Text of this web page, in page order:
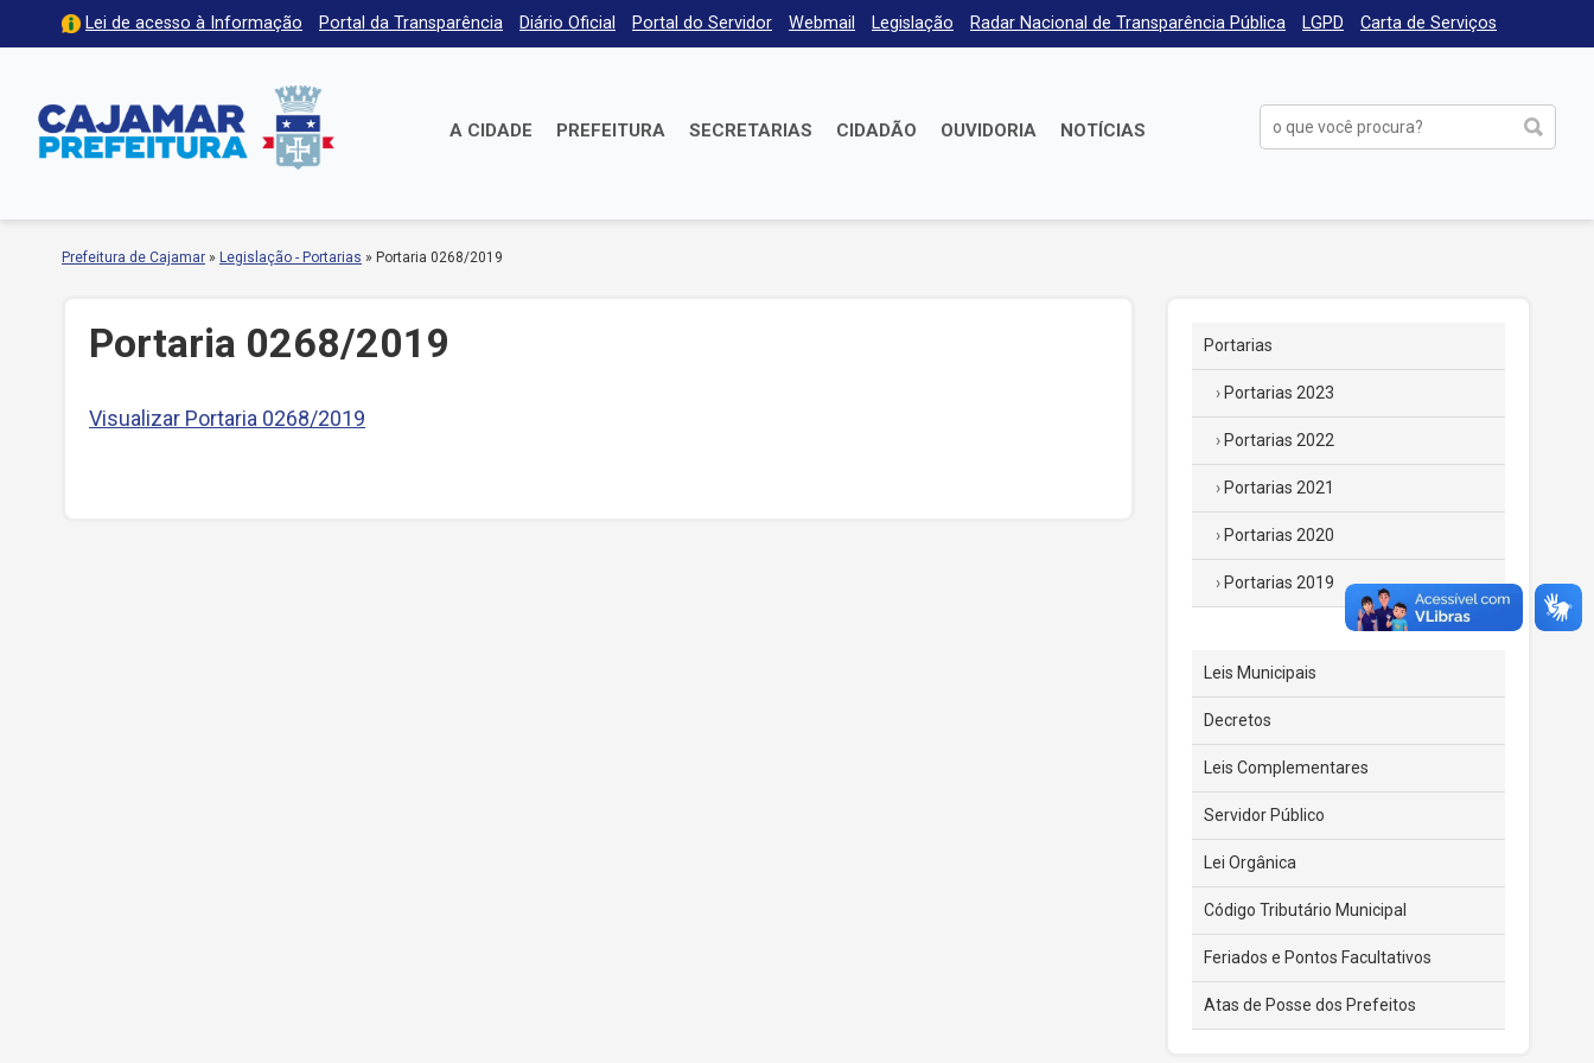
Lei de acesso à Informação Portal da Transparência Diário Oficial Portal do Servidor Webmail Legislação Radar Nacional de Transparência Pública LGPD Carta de Serviços
A CIDADE PREFEITURA SECRETARIAS CIDADÃO OUVIDORIA NOTÍCIAS
Prefeitura de Cajamar » Legislação - Portarias » Portaria 0268/2019
Portaria 0268/2019
Visualizar Portaria 0268/2019
Portarias
Portarias 2023
Portarias 2022
Portarias 2021
Portarias 2020
Portarias 2019
Leis Municipais
Decretos
Leis Complementares
Servidor Público
Lei Orgânica
Código Tributário Municipal
Feriados e Pontos Facultativos
Atas de Posse dos Prefeitos